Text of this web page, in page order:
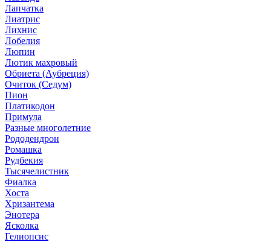
Лапчатка
Лиатрис
Лихнис
Лобелия
Люпин
Лютик махровый
Обриета (Аубреция)
Очиток (Седум)
Пион
Платикодон
Примула
Разные многолетние
Рододендрон
Ромашка
Рудбекия
Тысячелистник
Фиалка
Хоста
Хризантема
Энотера
Ясколка
Гелиопсис